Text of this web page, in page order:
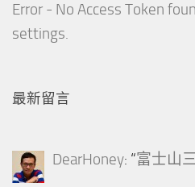
Error - No Access Token
settings.
最新留言
DearHoney: “富士山